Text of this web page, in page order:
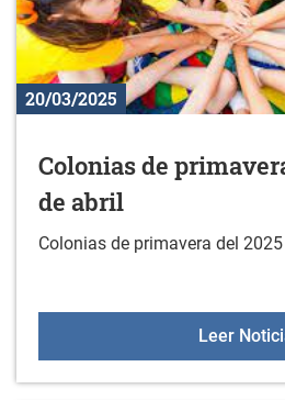
20/03/2025
Colonias de
de abril
Colonias de primavera del 2025
Leer